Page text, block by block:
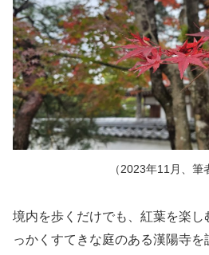
（2023年11月、筆
境内を歩くだけでも、紅葉を楽
っかくすてきな庭のある漢陽寺を